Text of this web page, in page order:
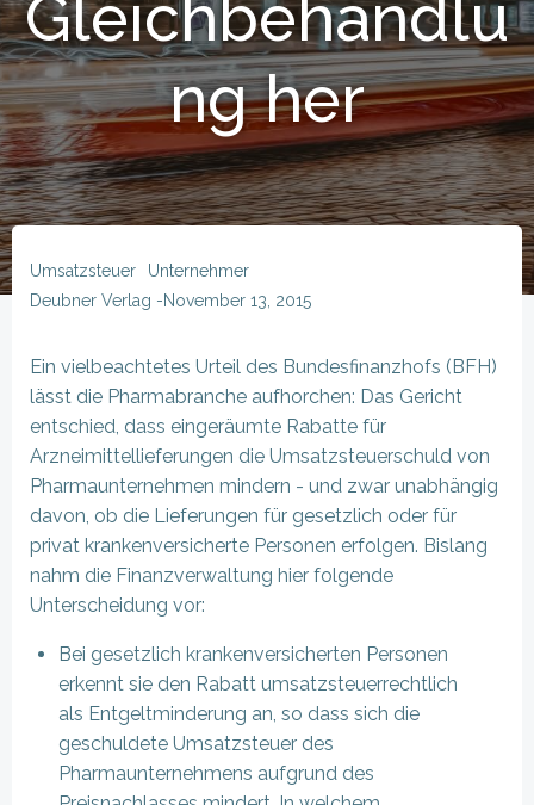
Gleichbehandlu
ng her
Umsatzsteuer
Unternehmer
Deubner Verlag -November 13, 2015
Ein vielbeachtetes Urteil des Bundesfinanzhofs (BFH)
lässt die Pharmabranche aufhorchen: Das Gericht
entschied, dass eingeräumte Rabatte für
Arzneimittellieferungen die Umsatzsteuerschuld von
Pharmaunternehmen mindern - und zwar unabhängig
davon, ob die Lieferungen für gesetzlich oder für
privat krankenversicherte Personen erfolgen. Bislang
nahm die Finanzverwaltung hier folgende
Unterscheidung vor:
Bei gesetzlich krankenversicherten Personen
erkennt sie den Rabatt umsatzsteuerrechtlich
als Entgeltminderung an, so dass sich die
geschuldete Umsatzsteuer des
Pharmaunternehmens aufgrund des